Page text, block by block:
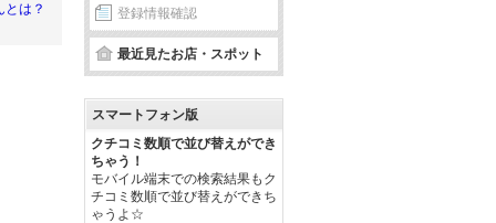
とは？ 登録情報確認
最近見たお店・スポット
スマートフォン版
クチコミ数順で並び替えができ
ちゃう！
モバイル端末での検索結果もク
チコミ数順で並び替えができち
ゃうよ☆